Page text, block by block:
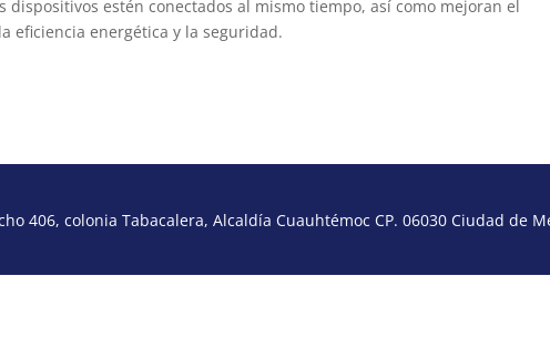
estén conectados al mismo tiempo, así como mejoran el
eficiencia energética y la seguridad.
406, colonia Tabacalera, Alcaldía Cuauhtémoc CP. 06030 Ciudad de